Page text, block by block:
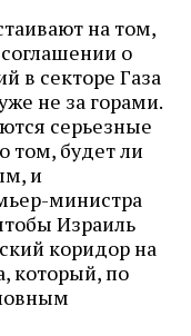
на том,
о
в секторе Газа
не за горами.
серьезные
том, будет ли
и
министра
Израиль
коридор на
который, по